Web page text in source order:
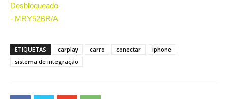
ETIQUETAS carplay carro conectar
iphone
sistema de integração